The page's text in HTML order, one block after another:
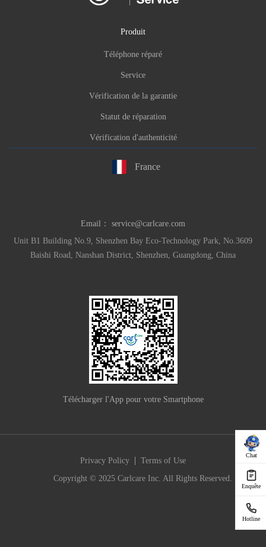
Chat
Enquête
Hotline
Produit
Téléphone réparé
Service
Vérification de la garantie
Statut de réparation
Vérification d'authenticité
France
Email： service@carlcare.com
Unit B1 Building No.9, Shenzhen Bay Eco-Technology Park, No.3609
Baishi Road, Nanshan District, Shenzhen, Guangdong, China
Télécharger l'App pour votre Smartphone
Privacy Policy | Terms of Use
Copyright © 2025 Carlcare Inc. All Rights Reserved.